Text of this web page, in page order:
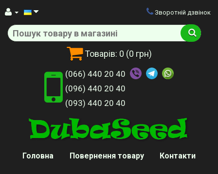
Товарів: 0 (0 грн)
Зворотній дзвінок
(066) 440 20 40
(096) 440 20 40
(093) 440 20 40
Головна Повернення товару Контакти